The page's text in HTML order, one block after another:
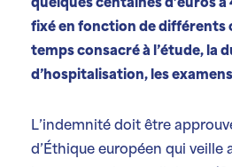
quelques centaines d’euros
fixé en fonction de différents
temps consacré à l’étude, la
d’hospitalisation, les
L’indemnité doit être
d’Éthique européen qui veille